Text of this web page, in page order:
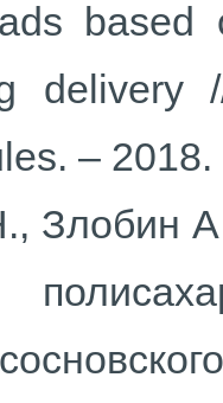
based
delivery
–
Злобин